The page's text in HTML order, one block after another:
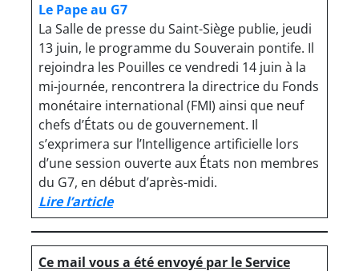
Le Pape au G7
La Salle de presse du Saint-Siège publie, jeudi
13 juin, le programme du Souverain pontife. Il
rejoindra les Pouilles ce vendredi 14 juin à la
mi-journée, rencontrera la directrice du Fonds
monétaire international (FMI) ainsi que neuf
chefs d’États ou de gouvernement. Il
s’exprimera sur l’Intelligence artificielle lors
d’une session ouverte aux États non membres
du G7, en début d’après-midi.
Lire l’article
Ce mail vous a été envoyé par le Service